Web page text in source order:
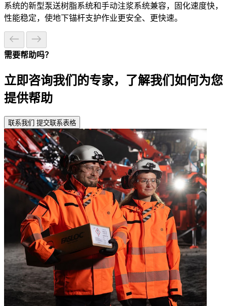
系统的新型泵送树脂系统和手动注浆系统兼容，固化速度快，
性能稳定，使地下锚杆支护作业更安全、更快速。
需要帮助吗？
立即咨询我们的专家，了解我们如何为您
提供帮助
联系我们 提交联系表格